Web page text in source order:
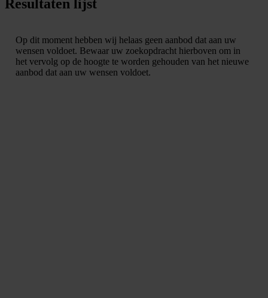
Resultaten lijst
Op dit moment hebben wij helaas geen aanbod dat aan uw
wensen voldoet. Bewaar uw zoekopdracht hierboven om in
het vervolg op de hoogte te worden gehouden van het nieuwe
aanbod dat aan uw wensen voldoet.